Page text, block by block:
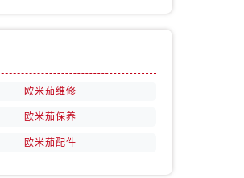
欧米茄维修
欧米茄保养
欧米茄配件